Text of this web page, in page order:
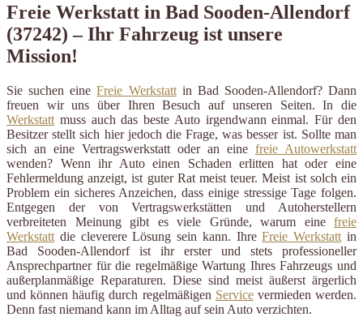
Freie Werkstatt in Bad Sooden-Allendorf
(37242) – Ihr Fahrzeug ist unsere
Mission!
Sie suchen eineFreie Werkstattin Bad Sooden-Allendorf? Dann
freuen wir uns über Ihren Besuch auf unseren Seiten. In die
Werkstatt muss auch das beste Auto irgendwann einmal. Für den
Besitzer stellt sich hier jedoch die Frage, was besser ist. Sollte man
sich an eine Vertragswerkstatt oder an eine freie Autowerkstatt
wenden? Wenn ihr Auto einen Schaden erlitten hat oder eine
Fehlermeldung anzeigt, ist guter Rat meist teuer. Meist ist solch ein
Problem ein sicheres Anzeichen, dass einige stressige Tage folgen.
Entgegen der von Vertragswerkstätten und Autoherstellern
verbreiteten Meinung gibt es viele Gründe, warum eine freie
Werkstatt die cleverere Lösung sein kann. IhreFreie Werkstatt in
Bad Sooden-Allendorf ist ihr erster und stets professioneller
Ansprechpartner für die regelmäßige Wartung Ihres Fahrzeugs und
außerplanmäßige Reparaturen. Diese sind meist äußerst ärgerlich
und können häufig durch regelmäßigen Servicevermieden werden.
Denn fast niemand kann im Alltag auf sein Auto verzichten.